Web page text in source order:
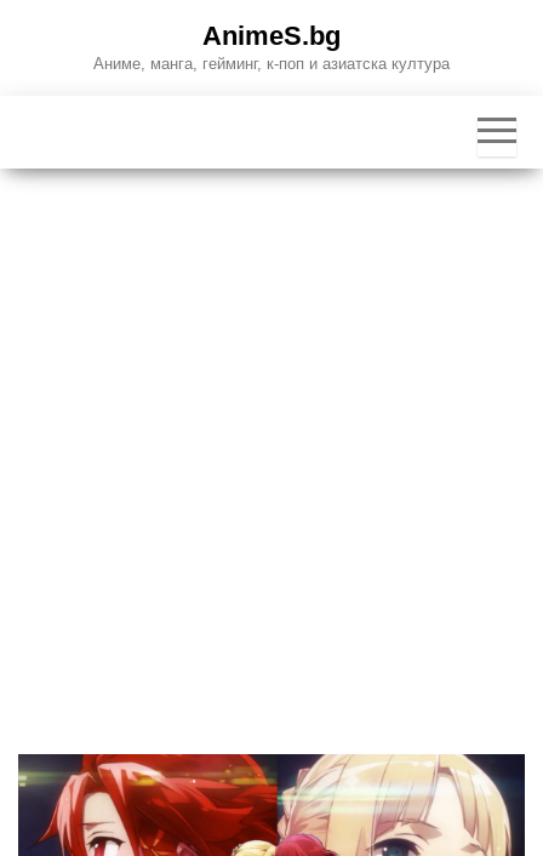
AnimeS.bg
Аниме, манга, гейминг, к-поп и азиатска култура